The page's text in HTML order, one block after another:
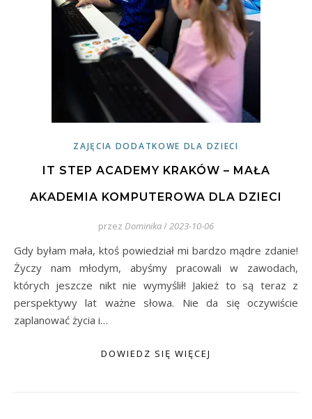
ZAJĘCIA DODATKOWE DLA DZIECI
IT STEP ACADEMY KRAKÓW – MAŁA
AKADEMIA KOMPUTEROWA DLA DZIECI
przez Dominika/2023-10-06
Gdy byłam mała, ktoś powiedział mi bardzo mądre zdanie!
Życzy nam młodym, abyśmy pracowali w zawodach,
których jeszcze nikt nie wymyślił! Jakież to są teraz z
perspektywy lat ważne słowa. Nie da się oczywiście
zaplanować życia i…
DOWIEDZ SIĘ WIĘCEJ